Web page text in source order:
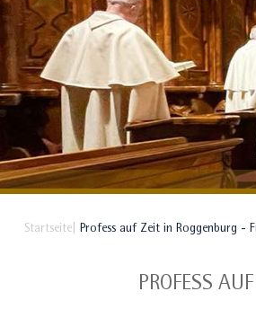
Startseite Profess auf Zeit in Roggenburg -
PROFESS